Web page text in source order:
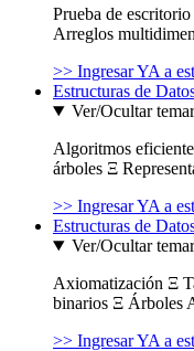
Prueba de
Arreglos
>> Ingresar YA a
Estructuras de
Ver/Ocultar
Algoritmos
árboles Ξ
>> Ingresar YA a
Estructuras de
Ver/Ocultar
Axiomatización Ξ
binarios Ξ Árboles
>> Ingresar YA a